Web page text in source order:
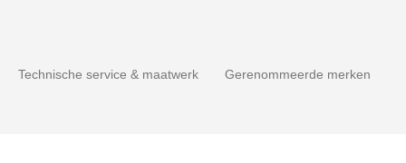
Technische service & maatwerk Gerenommeerde merken